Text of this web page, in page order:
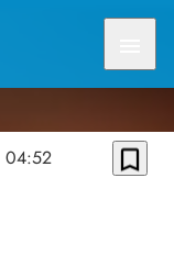
04:52 bookmark_border